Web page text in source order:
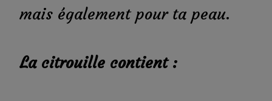
mais également pour ta peau.
La citrouille contient :